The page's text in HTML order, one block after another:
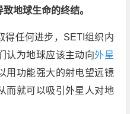
地球生命的终结。
得任何进步，SETI组织内
认为地球应该主动向外星
用功能强大的射电望远镜
而就可以吸引外星人对地